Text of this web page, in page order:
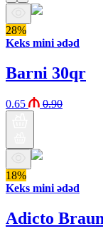
28%
Keks mini ədəd
Barni 30qr
0.65 0.90
18%
Keks mini ədəd
Adicto